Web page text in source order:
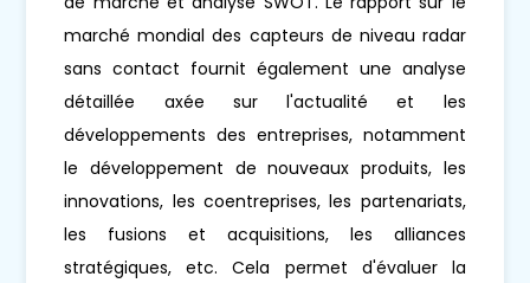
marché mondial des capteurs de niveau radar
sans contact fournit également une analyse
détaillée axée sur l'actualité et les
développements des entreprises, notamment
le développement de nouveaux produits, les
innovations, les coentreprises, les partenariats,
les fusions et acquisitions, les alliances
stratégiques, etc. Cela permet d'évaluer la